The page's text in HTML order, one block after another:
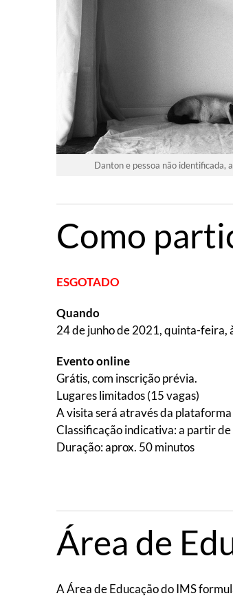
Danton e pessoa não identificada,
Como
ESGOTADO
Quando
24 de junho de 2021, quinta-feira,
Evento online
Grátis, com inscrição prévia.
Lugares limitados (15 vagas)
A visita será através da plataforma
Classificação indicativa: a partir de
Duração: aprox. 50 minutos
Área de
A Área de Educação do IMS